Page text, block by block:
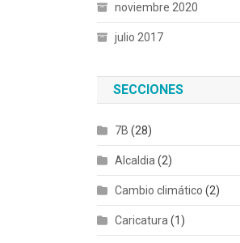
noviembre 2020
julio 2017
SECCIONES
7B (28)
Alcaldia (2)
Cambio climático (2)
Caricatura (1)